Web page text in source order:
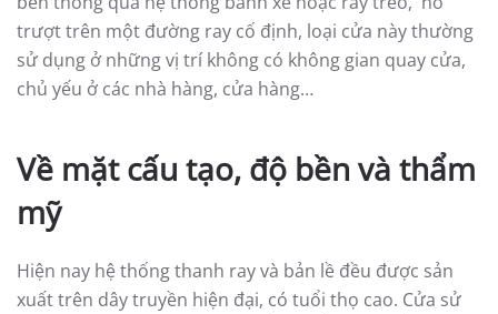
trượt trên một đường ray cố định, loại cửa này thường
sử dụng ở những vị trí không có không gian quay cửa,
chủ yếu ở các nhà hàng, cửa hàng…
Về mặt cấu tạo, độ bền và thẩm
mỹ
Hiện nay hệ thống thanh ray và bản lề đều được sản
xuất trên dây truyền hiện đại, có tuổi thọ cao. Cửa sử